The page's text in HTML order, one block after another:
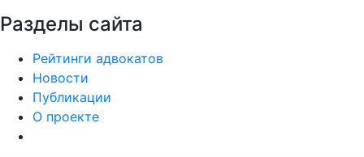
Разделы сайта
Рейтинги адвокатов
Новости
Публикации
О проекте